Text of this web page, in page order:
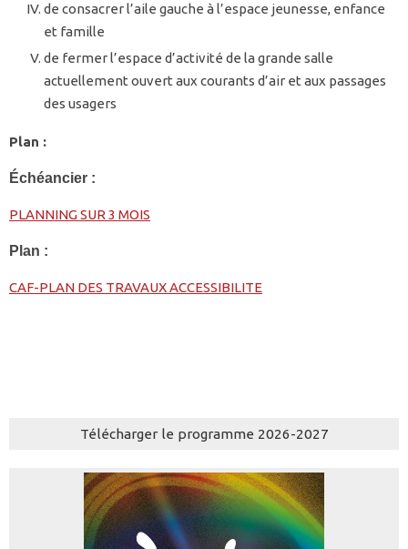
de consacrer l’aile gauche à l’espace jeunesse, enfance
et famille
de fermer l’espace d’activité de la grande salle
actuellement ouvert aux courants d’air et aux passages
des usagers
Plan :
Échéancier :
PLANNING SUR 3 MOIS
Plan :
CAF-PLAN DES TRAVAUX ACCESSIBILITE
Télécharger le programme 2026-2027